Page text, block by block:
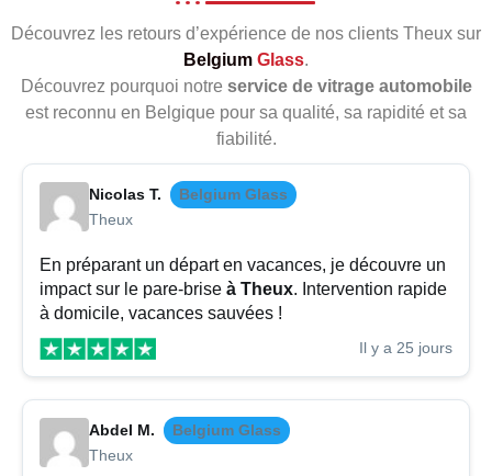
Découvrez les retours d’expérience de nos clients Theux sur
Belgium Glass.
Découvrez pourquoi notre service de vitrage automobile
est reconnu en Belgique pour sa qualité, sa rapidité et sa
fiabilité.
Nicolas T.
Belgium Glass
Theux
En préparant un départ en vacances, je découvre un
impact sur le pare-brise à Theux. Intervention rapide
à domicile, vacances sauvées !
Il y a 25 jours
Abdel M.
Belgium Glass
Theux